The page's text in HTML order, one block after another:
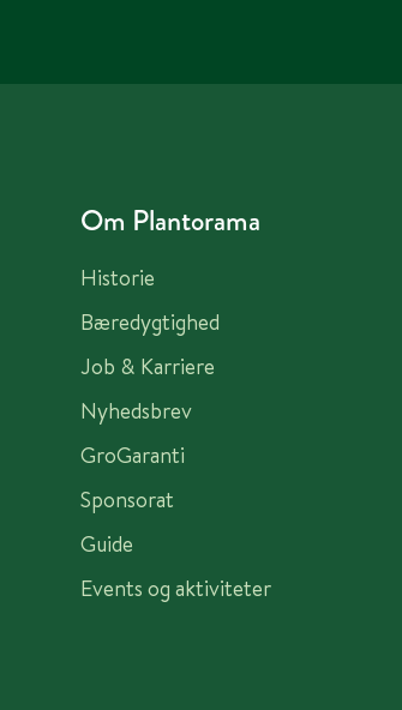
Om Plantorama
Historie
Bæredygtighed
Job & Karriere
Nyhedsbrev
GroGaranti
Sponsorat
Guide
Events og aktiviteter